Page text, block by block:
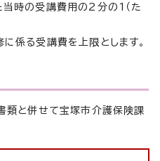
時の受講費用の2分の1（た
係る受講費を上限とします。
類と併せて宝塚市介護保険課